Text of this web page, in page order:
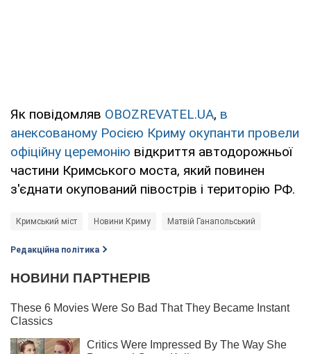
Як повідомляв OBOZREVATEL.UA, в
анексованому Росією Криму окупанти провели
офіційну церемонію відкриття автодорожньої
частини Кримського моста, який повинен
з'єднати окупований півострів і територію РФ.
Кримський міст Новини Криму Матвій Ганапольський
Редакційна політика